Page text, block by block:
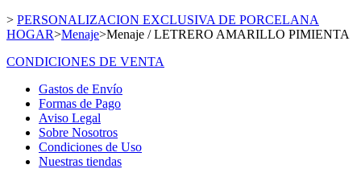
> PERSONALIZACION EXCLUSIVA DE PORCELANA
HOGAR>Menaje>Menaje / LETRERO AMARILLO PIMIENTA
CONDICIONES DE VENTA
Gastos de Envío
Formas de Pago
Aviso Legal
Sobre Nosotros
Condiciones de Uso
Nuestras tiendas